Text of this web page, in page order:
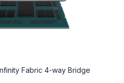
Fabric 4-way Bridge